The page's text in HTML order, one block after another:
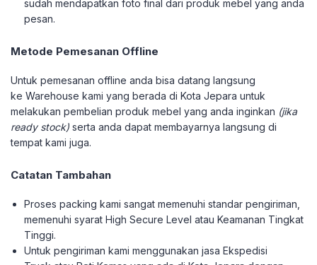
sudah mendapatkan foto final dari produk mebel yang anda
pesan.
Metode Pemesanan Offline
Untuk pemesanan offline anda bisa datang langsung
ke Warehouse kami yang berada di Kota Jepara untuk
melakukan pembelian produk mebel yang anda inginkan (jika
ready stock) serta anda dapat membayarnya langsung di
tempat kami juga.
Catatan Tambahan
Proses packing kami sangat memenuhi standar pengiriman,
memenuhi syarat High Secure Level atau Keamanan Tingkat
Tinggi.
Untuk pengiriman kami menggunakan jasa Ekspedisi